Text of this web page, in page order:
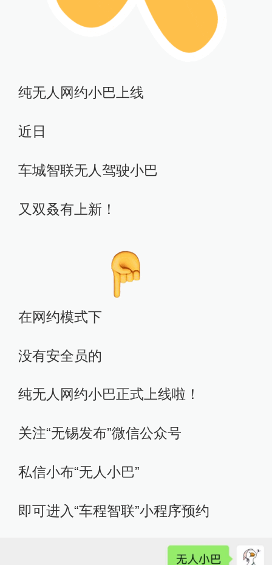
纯无人网约小巴上线
近日
车城智联无人驾驶小巴
又双叒有上新！
在网约模式下
没有安全员的
纯无人网约小巴正式上线啦！
关注“无锡发布”微信公众号
私信小布“无人小巴”
即可进入“车程智联”小程序预约